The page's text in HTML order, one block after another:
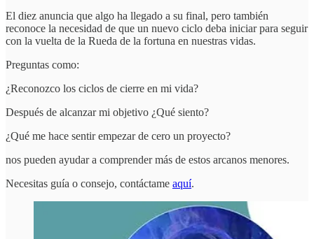
El diez anuncia que algo ha llegado a su final, pero también
reconoce la necesidad de que un nuevo ciclo deba iniciar para seguir
con la vuelta de la Rueda de la fortuna en nuestras vidas.
Preguntas como:
¿Reconozco los ciclos de cierre en mi vida?
Después de alcanzar mi objetivo ¿Qué siento?
¿Qué me hace sentir empezar de cero un proyecto?
nos pueden ayudar a comprender más de estos arcanos menores.
Necesitas guía o consejo, contáctame aquí.